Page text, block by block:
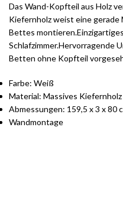
Das Wand-Kopfteil aus Holz
Kiefernholz weist eine gerade
Bettes
Betten ohne Kopfteil
Farbe: Weiß
Material: Massives Kiefernholz
Abmessungen: 159,5 x 3 x 80
Wandmontage